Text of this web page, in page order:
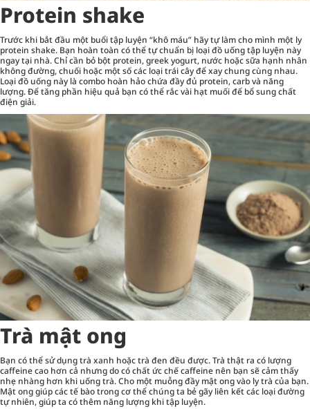
Protein shake
Trước khi bắt đầu một buổi tập luyện “khô máu” hãy tự làm cho mình một ly
protein shake. Bạn hoàn toàn có thể tự chuẩn bị loại đồ uống tập luyện này
ngay tại nhà. Chỉ cần bỏ bột protein, greek yogurt, nước hoặc sữa hạnh nhân
không đường, chuối hoặc một số các loại trái cây để xay chung cùng nhau.
Loại đồ uống này là combo hoàn hảo chứa đầy đủ protein, carb và năng
lượng. Để tăng phần hiệu quả bạn có thể rắc vài hạt muối để bổ sung chất
điện giải.
Trà mật ong
Bạn có thể sử dụng trà xanh hoặc trà đen đều được. Trà thật ra có lượng
caffeine cao hơn cả nhưng do có chất ức chế caffeine nên bạn sẽ cảm thấy
nhẹ nhàng hơn khi uống trà. Cho một muỗng đầy mật ong vào ly trà của bạn.
Mật ong giúp các tế bào trong cơ thể chúng ta bẻ gãy liên kết các loại đường
tự nhiên, giúp ta có thêm năng lượng khi tập luyện.